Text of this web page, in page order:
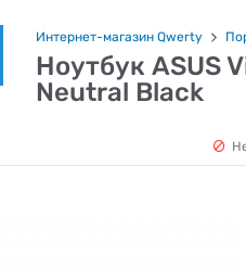
Интернет-магазин Qwerty
Ноутбук ASUS
Neutral Black